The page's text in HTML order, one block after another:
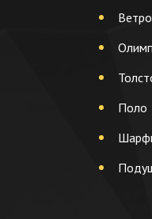
Поло